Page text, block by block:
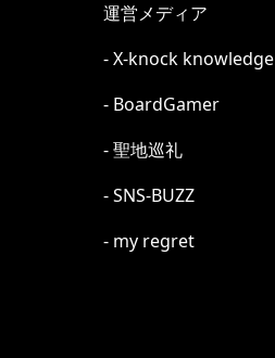
運営メディア
- X-knock knowledge
- BoardGamer
- 聖地巡礼
- SNS-BUZZ
- my regret